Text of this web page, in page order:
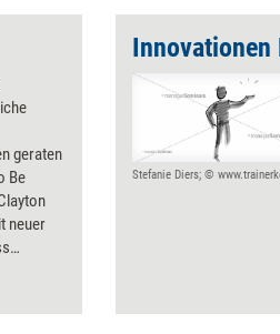
geraten
Be
neuer
Innovationen
Stefanie Diers; ©